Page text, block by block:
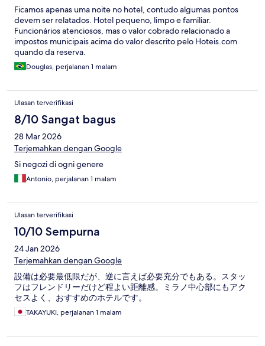
Ficamos apenas uma noite no hotel, contudo algumas pontos
devem ser relatados. Hotel pequeno, limpo e familiar.
Funcionários atenciosos, mas o valor cobrado relacionado a
impostos municipais acima do valor descrito pelo Hoteis.com
quando da reserva.
Douglas, perjalanan 1 malam
Ulasan terverifikasi
8/10 Sangat bagus
28 Mar 2026
Terjemahkan dengan Google
Si negozi di ogni genere
Antonio, perjalanan 1 malam
Ulasan terverifikasi
10/10 Sempurna
24 Jan 2026
Terjemahkan dengan Google
設備は必要最低限だが、逆に言えば必要充分でもある。スタッ
フはフレンドリーだけど程よい距離感。ミラノ中心部にもアク
セスよく、おすすめのホテルです。
TAKAYUKI, perjalanan 1 malam